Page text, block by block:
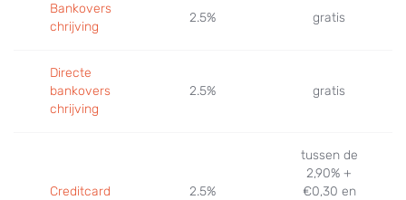
Bankovers
chrijving
2.5% gratis
Directe
bankovers
chrijving
2.5% gratis
Creditcard 2.5%
tussen de
2,90% +
€0,30 en